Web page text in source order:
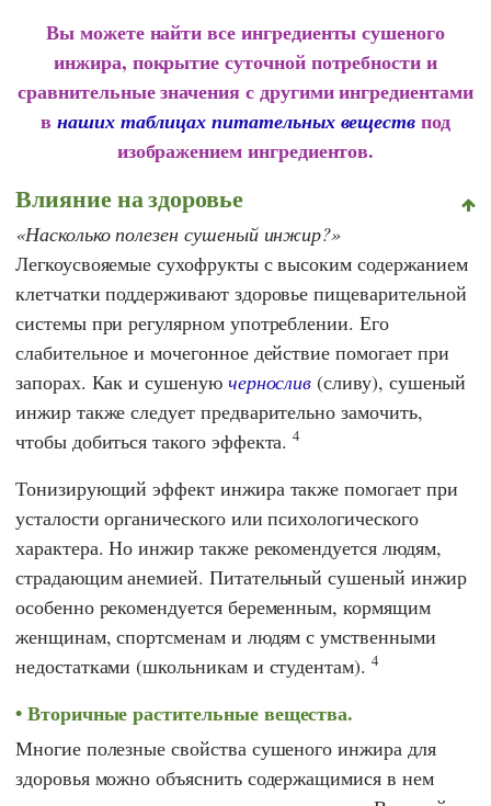
Вы можете найти все ингредиенты сушеного
инжира, покрытие суточной потребности и
сравнительные значения с другими ингредиентами
в наших таблицах питательных веществ под
изображением ингредиентов.
Влияние на здоровье
Насколько полезен сушеный инжир?
Легкоусвояемые сухофрукты с высоким содержанием
клетчатки поддерживают здоровье пищеварительной
системы при регулярном употреблении. Его
слабительное и мочегонное действие помогает при
запорах. Как и сушеную чернослив (сливу), сушеный
инжир также следует предварительно замочить,
чтобы добиться такого эффекта.4
Тонизирующий эффект инжира также помогает при
усталости органического или психологического
характера. Но инжир также рекомендуется людям,
страдающим анемией. Питательный сушеный инжир
особенно рекомендуется беременным, кормящим
женщинам, спортсменам и людям с умственными
недостатками (школьникам и студентам). 4
Вторичные растительные вещества.
Многие полезные свойства сушеного инжира для
здоровья можно объяснить содержащимися в нем